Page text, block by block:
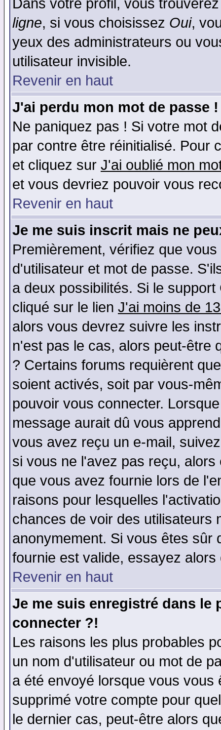
Dans votre profil, vous
ligne, si vous choisissez Oui,
yeux des administrateurs ou
utilisateur invisible.
Revenir en haut
J'ai perdu mon mot de passe !
Ne paniquez pas ! Si votre mot
par contre être réinitialisé. Pour
et cliquez sur J'ai oublié mon
et vous devriez pouvoir vous
Revenir en haut
Je me suis inscrit mais ne
Premièrement, vérifiez que
d'utilisateur et mot de passe.
a deux possibilités. Si le
cliqué sur le lien J'ai moins de
alors vous devrez suivre les
n'est pas le cas, alors peut-être
? Certains forums requièrent
soient activés, soit par vous-
pouvoir vous connecter.
message aurait dû vous
vous avez reçu un e-mail,
si vous ne l'avez pas reçu,
que vous avez fournie lors de
raisons pour lesquelles
chances de voir des utilisateurs
anonymement. Si vous êtes sûr
fournie est valide, essayez
Revenir en haut
Je me suis enregistré dans le
connecter ?!
Les raisons les plus probables
un nom d'utilisateur ou mot de
a été envoyé lorsque vous
supprimé votre compte pour
le dernier cas, peut-être alors